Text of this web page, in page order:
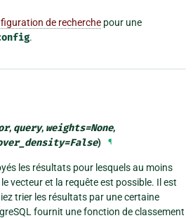
de recherche pour une
.
, query, weights=None,
=False) ¶
les résultats pour lesquels au moins
vecteur et la requête est possible. Il est
trier les résultats par une certaine
fournit une fonction de classement